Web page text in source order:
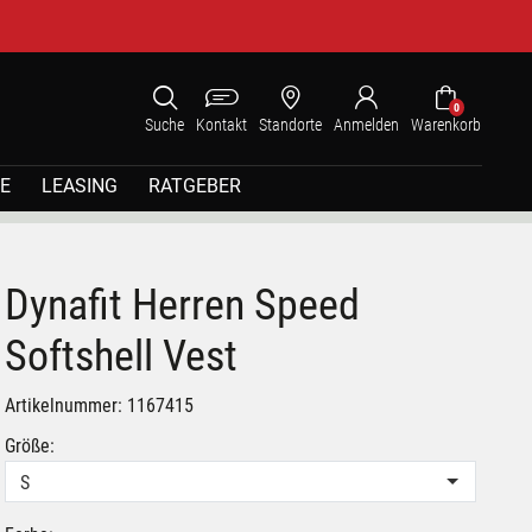
Suche Kontakt Standorte Anmelden
0
Warenkorb
LEASING RATGEBER
Dynafit Herren Speed
Softshell Vest
Artikelnummer: 1167415
Größe:
S